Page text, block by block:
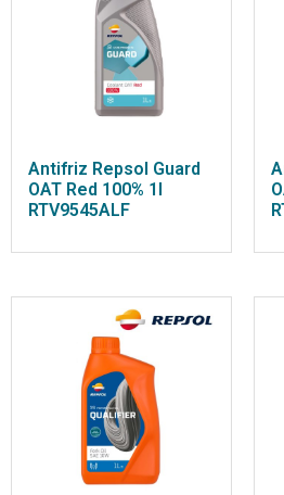
Antifriz Repsol Guard
OAT Red 100% 1l
RTV9545ALF